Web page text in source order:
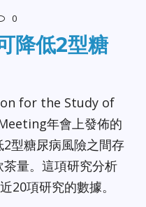
0
降低2型糖
for the Study of
年會上發佈的
型糖尿病風險之間存
量。這項研究分析
20項研究的數據。